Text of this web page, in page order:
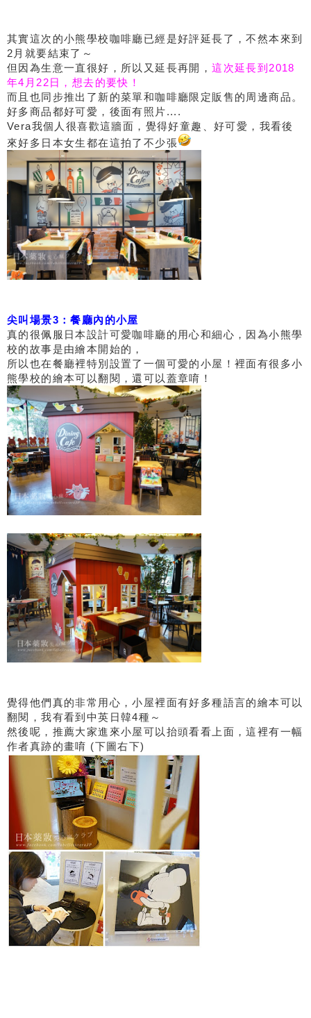
其實這次的小熊學校咖啡廳已經是好評延長了，不然本來到
2月就要結束了～
但因為生意一直很好，所以又延長再開，這次延長到2018
年4月22日，想去的要快！
而且也同步推出了新的菜單和咖啡廳限定販售的周邊商品。
好多商品都好可愛，後面有照片....
Vera我個人很喜歡這牆面，覺得好童趣、好可愛，我看後
來好多日本女生都在這拍了不少張
尖叫場景3：餐廳內的小屋
真的很佩服日本設計可愛咖啡廳的用心和細心，因為小熊學
校的故事是由繪本開始的，
所以也在餐廳裡特別設置了一個可愛的小屋！裡面有很多小
熊學校的繪本可以翻閱，還可以蓋章唷！
覺得他們真的非常用心，小屋裡面有好多種語言的繪本可以
翻閱，我有看到中英日韓4種～
然後呢，推薦大家進來小屋可以抬頭看看上面，這裡有一幅
作者真跡的畫唷 (下圖右下)